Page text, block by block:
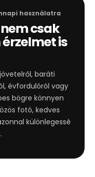
használatra
csak
is
baráti
évfordulóról vagy
bögre könnyen
fotó, kedves
különlegessé